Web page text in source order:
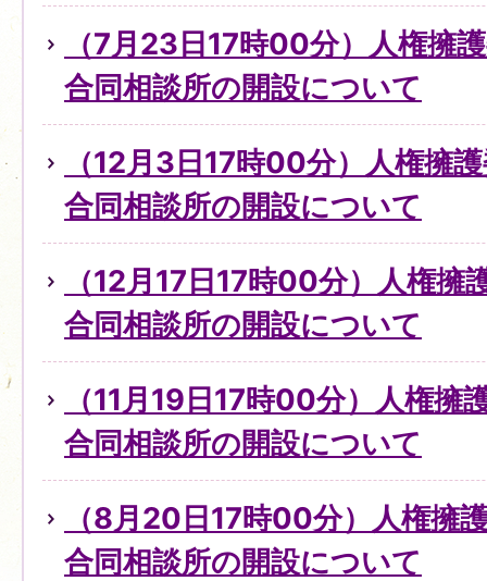
（7月23日17時00分）人権擁
合同相談所の開設について
（12月3日17時00分）人権擁
合同相談所の開設について
（12月17日17時00分）人権擁
合同相談所の開設について
（11月19日17時00分）人権擁
合同相談所の開設について
（8月20日17時00分）人権擁
合同相談所の開設について